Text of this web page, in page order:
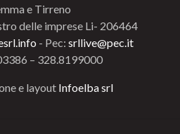
e Tirreno
delle imprese Li- 206464
- Pec: srllive@pec.it
– 328.8199000
e layout Infoelba srl